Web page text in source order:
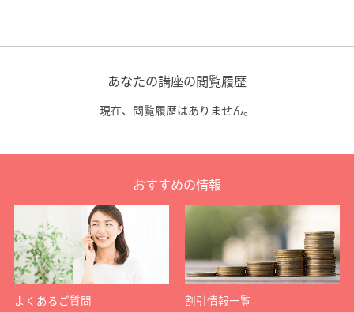
あなたの講座の閲覧履歴
現在、閲覧履歴はありません。
おすすめの情報
よくあるご質問 割引情報一覧